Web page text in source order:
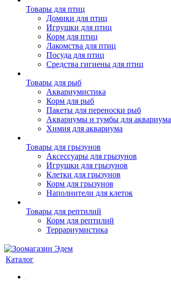
Товары для птиц
Домики для птиц
Игрушки для птиц
Корм для птиц
Лакомства для птиц
Посуда для птиц
Средства гигиены для птиц
Товары для рыб
Аквариумистика
Корм для рыб
Пакеты для переноски рыб
Аквариумы и тумбы для аквариума
Химия для аквариума
Товары для грызунов
Аксессуары для грызунов
Игрушки для грызунов
Клетки для грызунов
Корм для грызунов
Наполнители для клеток
Товары для рептилий
Корм для рептилий
Террариумистика
Каталог